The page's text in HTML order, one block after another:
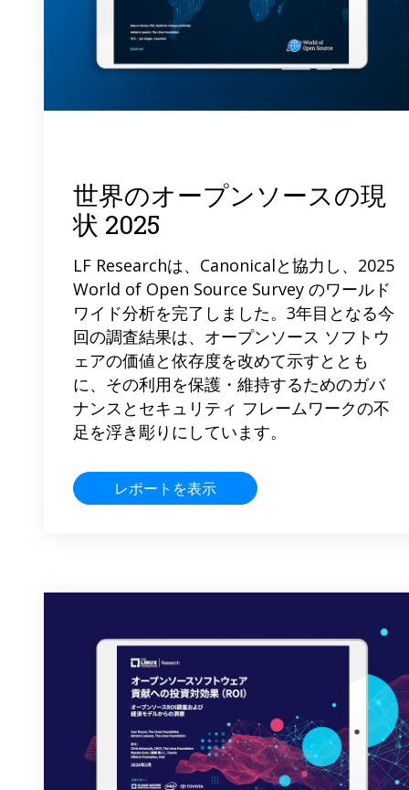
世界のオープンソースの現
状 2025
LF Researchは、Canonicalと協力し、2025
World of Open Source Survey のワールド
ワイド分析を完了しました。3年目となる今
回の調査結果は、オープンソース ソフトウ
ェアの価値と依存度を改めて示すととも
に、その利用を保護・維持するためのガバ
ナンスとセキュリティ フレームワークの不
足を浮き彫りにしています。
レポートを表示